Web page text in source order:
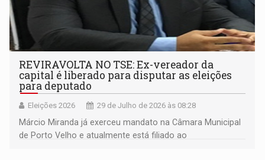
REVIRAVOLTA NO TSE: Ex-vereador da
capital é liberado para disputar as eleições
para deputado
Eleições 2026 29 de Julho de 2026 às 08:28
Márcio Miranda já exerceu mandato na Câmara Municipal
de Porto Velho e atualmente está filiado ao